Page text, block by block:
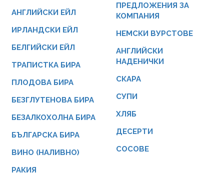
АНГЛИЙСКИ ЕЙЛ
ИРЛАНДСКИ ЕЙЛ
БЕЛГИЙСКИ ЕЙЛ
ТРАПИСТКА БИРА
ПЛОДОВА БИРА
БЕЗГЛУТЕНОВА БИРА
БЕЗАЛКОХОЛНА БИРА
БЪЛГАРСКА БИРА
ВИНО (НАЛИВНО)
РАКИЯ
ПРЕДЛОЖЕНИЯ ЗА
КОМПАНИЯ
НЕМСКИ ВУРСТОВЕ
АНГЛИЙСКИ
НАДЕНИЧКИ
СКАРА
СУПИ
ХЛЯБ
ДЕСЕРТИ
СОСОВЕ